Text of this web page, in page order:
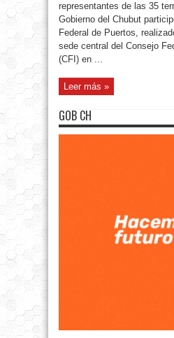
representantes de las 35
Gobierno del Chubut
Federal de Puertos,
sede central del Consejo
(CFI) en ...
Leer más »
GOB CH